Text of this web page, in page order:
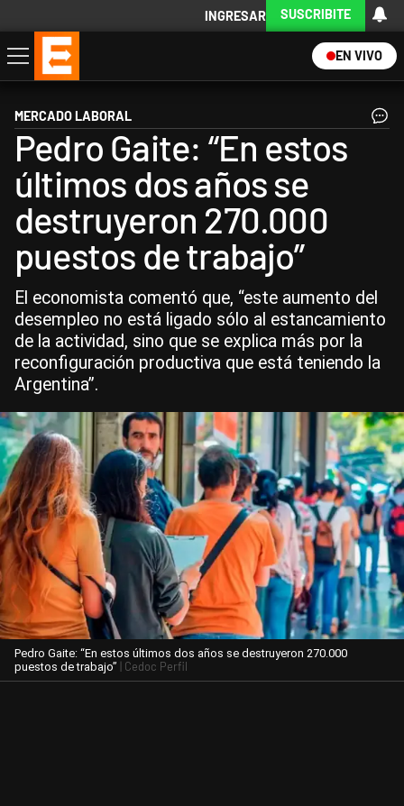
INGRESAR SUSCRIBITE
EN VIVO
Economía
Política
Internacional
Actualidad
Descargá la App
MERCADO LABORAL
Pedro Gaite: “En estos
últimos dos años se
destruyeron 270.000
puestos de trabajo”
El economista comentó que, “este aumento del
desempleo no está ligado sólo al estancamiento
de la actividad, sino que se explica más por la
reconfiguración productiva que está teniendo la
Argentina”.
Pedro Gaite: “En estos últimos dos años se destruyeron 270.000
puestos de trabajo” | Cedoc Perfil